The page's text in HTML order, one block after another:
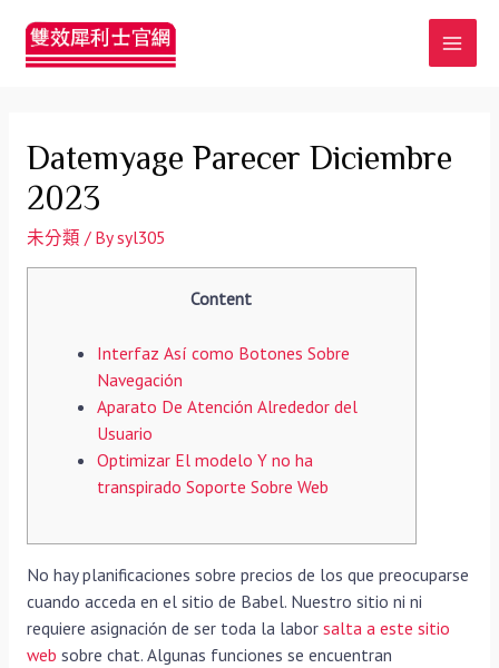
Datemyage Parecer Diciembre
2023
未分類 / Bysyl305
Content
Interfaz Así­ como Botones Sobre
Navegación
Aparato De Atención Alrededor del
Usuario
Optimizar El modelo Y no ha
transpirado Soporte Sobre Web
No hay planificaciones sobre precios de los que preocuparse
cuando acceda en el sitio de Babel. Nuestro sitio ni ni
requiere asignación de ser toda la labor salta a este sitio
web sobre chat. Algunas funciones se encuentran